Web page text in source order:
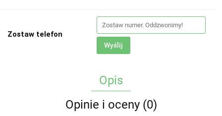
Zostaw telefon
Wyślij
Opis
Opinie i oceny (0)